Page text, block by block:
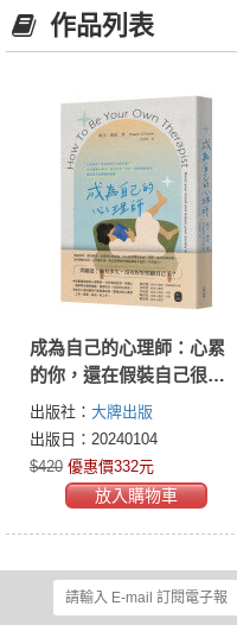
作品列表
成為自己的心理師：心累
的你，還在假裝自己很好
嗎？10分鐘療心時光，結
合正念、CBT、情緒調節
練習，感受真正的釋懷與
出版社： 大牌出版
出版日：20240104
$420 優惠價332元
放入購物車